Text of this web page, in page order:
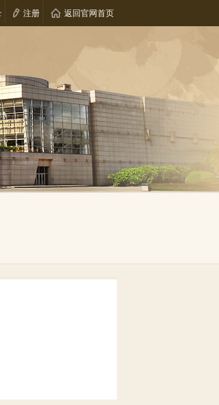
返回官网首页
注册